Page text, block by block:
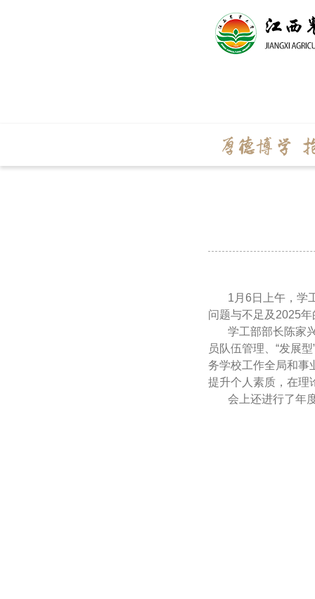
1月6日上午，学
问题与不足及2025
学工部部长陈家
员队伍管理、“发展
务学校工作全局和事
提升个人素质，在理
会上还进行了年